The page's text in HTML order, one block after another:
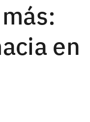
en